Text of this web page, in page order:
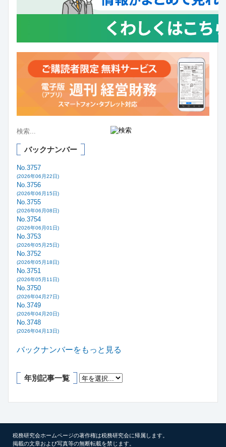
バックナンバー
No.3757
(2026年06月22日)
No.3756
(2026年06月15日)
No.3755
(2026年06月08日)
No.3754
(2026年06月01日)
No.3753
(2026年05月25日)
No.3752
(2026年05月18日)
No.3751
(2026年05月11日)
No.3750
(2026年04月27日)
No.3749
(2026年04月20日)
No.3748
(2026年04月13日)
バックナンバーをもっと見る
年別記事一覧
税務研究会ホームページの著作権は税務研究会に帰属します。
掲載の文章および写真等の無断転載を禁じます。